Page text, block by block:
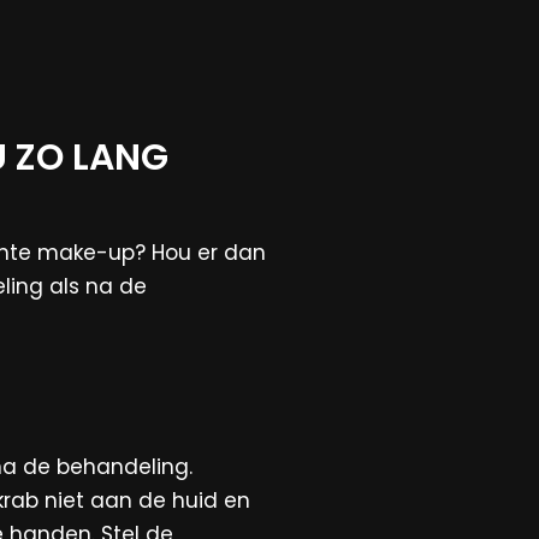
ZO LANG
make-up? Hou er dan
als na de
de behandeling.
niet aan de huid en